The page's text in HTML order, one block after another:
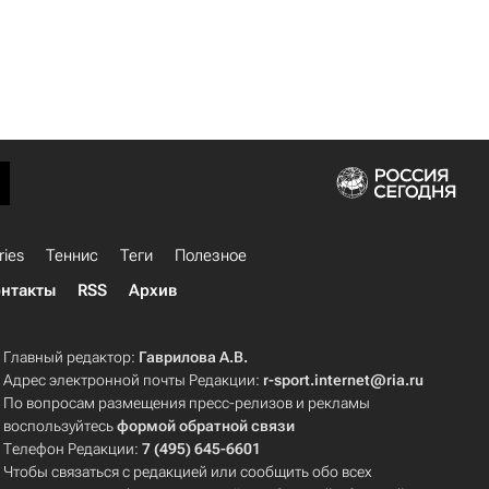
Теннис Теги
Полезное
RSS Архив
Главный редактор: Гаврилова А.В.
Адрес электронной почты Редакции: r-sport.internet@ria.ru
По вопросам размещения пресс-релизов и рекламы
воспользуйтесьформой обратной связи
Телефон Редакции:7 (495) 645-6601
Чтобы связаться с редакцией или сообщить обо всех